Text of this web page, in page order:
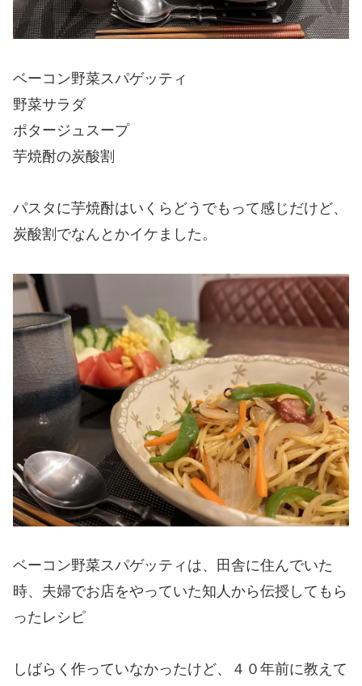
ベーコン野菜スパゲッティ
野菜サラダ
ポタージュスープ
芋焼酎の炭酸割
パスタに芋焼酎はいくらどうでもって感じだけど、
炭酸割でなんとかイケました。
ベーコン野菜スパゲッティは、田舎に住んでいた
時、夫婦でお店をやっていた知人から伝授してもら
ったレシピ
しばらく作っていなかったけど、４０年前に教えて